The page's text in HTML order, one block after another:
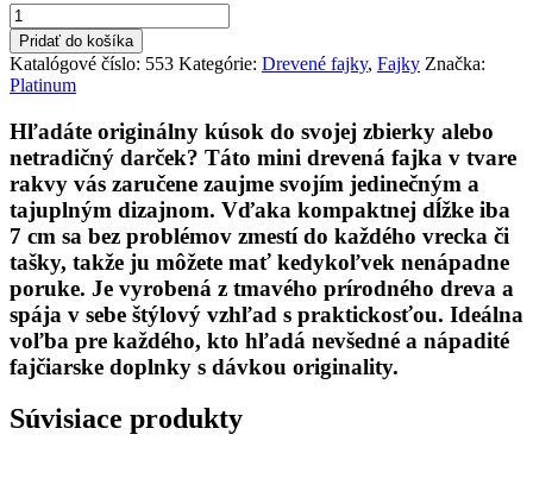
množstvo
Drevená
fajka
v
tvare
rakvy
(7
cm)
Pridať do košíka
Katalógové číslo: 553 Kategórie: Drevené fajky, Fajky Značka:
Platinum
Hľadáte originálny kúsok do svojej zbierky alebo
netradičný darček? Táto mini drevená fajka v tvare
rakvy vás zaručene zaujme svojím jedinečným a
tajuplným dizajnom. Vďaka kompaktnej dĺžke iba
7 cm sa bez problémov zmestí do každého vrecka či
tašky, takže ju môžete mať kedykoľvek nenápadne
poruke. Je vyrobená z tmavého prírodného dreva a
spája v sebe štýlový vzhľad s praktickosťou. Ideálna
voľba pre každého, kto hľadá nevšedné a nápadité
fajčiarske doplnky s dávkou originality.
Súvisiace produkty